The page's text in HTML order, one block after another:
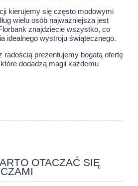
kierujemy się często modowymi
wielu osób najważniejsza jest
znajdziecie wszystko, co
idealnego wystroju świątecznego.
radością prezentujemy bogatą ofertę
dodadzą magii każdemu
OTACZAĆ SIĘ